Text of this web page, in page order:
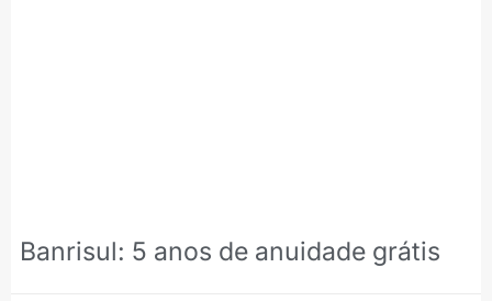
Banrisul: 5 anos de anuidade grátis